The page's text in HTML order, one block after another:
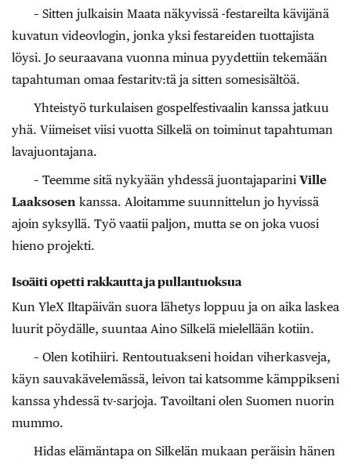
– Sitten julkaisin Maata näkyvissä -festareilta kävijänä
kuvatun videovlogin, jonka yksi festareiden tuottajista
löysi. Jo seuraavana vuonna minua pyydettiin tekemään
tapahtuman omaa festaritv:tä ja sitten somesisältöä.
Yhteistyö turkulaisen gospelfestivaalin kanssa jatkuu
yhä. Viimeiset viisi vuotta Silkelä on toiminut tapahtuman
lavajuontajana.
– Teemme sitä nykyään yhdessä juontajaparini Ville
Laaksosen kanssa. Aloitamme suunnittelun jo hyvissä
ajoin syksyllä. Työ vaatii paljon, mutta se on joka vuosi
hieno projekti.
Isoäiti opetti rakkautta ja pullantuoksua
Kun YleX Iltapäivän suora lähetys loppuu ja on aika laskea
luurit pöydälle, suuntaa Aino Silkelä mielellään kotiin.
– Olen kotihiiri. Rentoutuakseni hoidan viherkasveja,
käyn sauvakävelemässä, leivon tai katsomme kämppikseni
kanssa yhdessä tv-sarjoja. Tavoiltani olen Suomen nuorin
mummo.
Hidas elämäntapa on Silkelän mukaan peräisin hänen